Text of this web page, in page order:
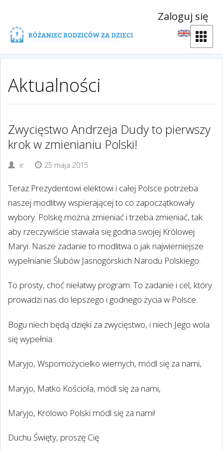
Zaloguj się
Aktualności
Zwycięstwo Andrzeja Dudy to pierwszy
krok w zmienianiu Polski!
ir 25 maja 2015
Teraz Prezydentowi elektowi i całej Polsce potrzeba
naszej modlitwy wspierającej to co zapoczątkowały
wybory. Polskę można zmieniać i trzeba zmieniać, tak
aby rzeczywiście stawała się godna swojej Królowej
Maryi. Nasze zadanie to modlitwa o jak najwierniejsze
wypełnianie Ślubów Jasnogórskich Narodu Polskiego.
To prosty, choć niełatwy program. To zadanie i cel, który
prowadzi nas do lepszego i godnego życia w Polsce.
Bogu niech będą dzięki za zwycięstwo, i niech Jego wola
się wypełnia.
Maryjo, Wspomożycielko wiernych, módl się za nami,
Maryjo, Matko Kościoła, módl się za nami,
Maryjo, Królowo Polski módl się za nami!
Duchu Święty, proszę Cię